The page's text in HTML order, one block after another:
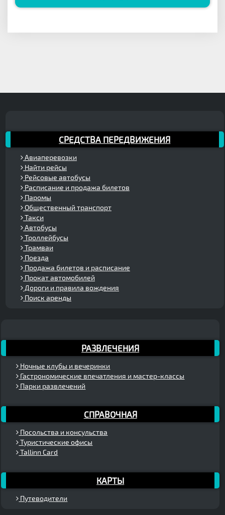
СРЕДСТВА ПЕРЕДВИЖЕНИЯ
Авиаперевозки
Найти рейсы
Рейсовые автобусы
Расписание и продажа билетов
Паромы
Общественный транспорт
Такси
Автобусы
Троллейбусы
Трамваи
Поезда
Продажа билетов и расписание
Прокат автомобилей
Дороги и правила вождения
Поиск аренды
РАЗВЛЕЧЕНИЯ
Ночные клубы и вечеринки
Гастрономические впечатления и мастер-классы
Парки развлечений
СПРАВОЧНАЯ
Посольства и консульства
Туристические офисы
Tallinn Card
КАРТЫ
Путеводители